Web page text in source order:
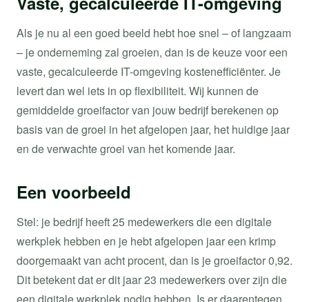
Als je nu al een goed beeld hebt hoe snel – of langzaam
– je onderneming zal groeien, dan is de keuze voor een
vaste, gecalculeerde IT-omgeving kostenefficiënter. Je
levert dan wel iets in op flexibiliteit. Wij kunnen de
gemiddelde groeifactor van jouw bedrijf berekenen op
basis van de groei in het afgelopen jaar, het huidige jaar
en de verwachte groei van het komende jaar.
Een voorbeeld
Stel: je bedrijf heeft 25 medewerkers die een digitale
werkplek hebben en je hebt afgelopen jaar een krimp
doorgemaakt van acht procent, dan is je groeifactor 0,92.
Dit betekent dat er dit jaar 23 medewerkers over zijn die
een digitale werkplek nodig hebben. Is er daarentegen